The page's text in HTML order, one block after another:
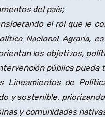
del país;
el rol que le
Nacional Agraria,
los objetivos,
pública pueda
Lineamientos de
y sostenible,
y comunidades